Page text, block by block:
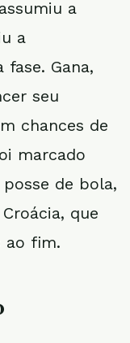
a
a
Gana,
seu
chances de
marcado
de bola,
que
ao fim.